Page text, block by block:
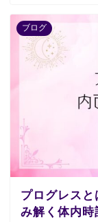
ブログ
プログレス
み解く体内時